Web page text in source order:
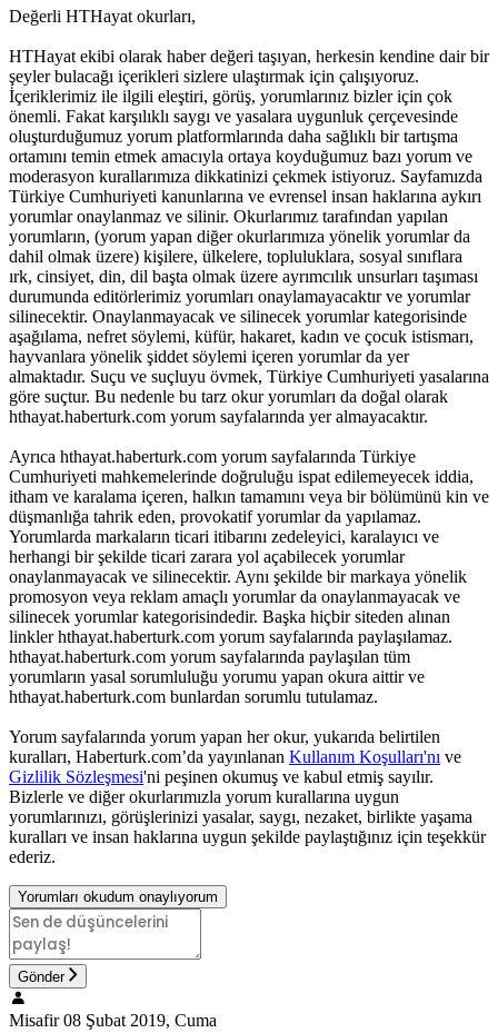
Değerli HTHayat okurları,
HTHayat ekibi olarak haber değeri taşıyan, herkesin kendine dair bir
şeyler bulacağı içerikleri sizlere ulaştırmak için çalışıyoruz.
İçeriklerimiz ile ilgili eleştiri, görüş, yorumlarınız bizler için çok
önemli. Fakat karşılıklı saygı ve yasalara uygunluk çerçevesinde
oluşturduğumuz yorum platformlarında daha sağlıklı bir tartışma
ortamını temin etmek amacıyla ortaya koyduğumuz bazı yorum ve
moderasyon kurallarımıza dikkatinizi çekmek istiyoruz. Sayfamızda
Türkiye Cumhuriyeti kanunlarına ve evrensel insan haklarına aykırı
yorumlar onaylanmaz ve silinir. Okurlarımız tarafından yapılan
yorumların, (yorum yapan diğer okurlarımıza yönelik yorumlar da
dahil olmak üzere) kişilere, ülkelere, topluluklara, sosyal sınıflara
ırk, cinsiyet, din, dil başta olmak üzere ayrımcılık unsurları taşıması
durumunda editörlerimiz yorumları onaylamayacaktır ve yorumlar
silinecektir. Onaylanmayacak ve silinecek yorumlar kategorisinde
aşağılama, nefret söylemi, küfür, hakaret, kadın ve çocuk istismarı,
hayvanlara yönelik şiddet söylemi içeren yorumlar da yer
almaktadır. Suçu ve suçluyu övmek, Türkiye Cumhuriyeti yasalarına
göre suçtur. Bu nedenle bu tarz okur yorumları da doğal olarak
hthayat.haberturk.com yorum sayfalarında yer almayacaktır.
Ayrıca hthayat.haberturk.com yorum sayfalarında Türkiye
Cumhuriyeti mahkemelerinde doğruluğu ispat edilemeyecek iddia,
itham ve karalama içeren, halkın tamamını veya bir bölümünü kin ve
düşmanlığa tahrik eden, provokatif yorumlar da yapılamaz.
Yorumlarda markaların ticari itibarını zedeleyici, karalayıcı ve
herhangi bir şekilde ticari zarara yol açabilecek yorumlar
onaylanmayacak ve silinecektir. Aynı şekilde bir markaya yönelik
promosyon veya reklam amaçlı yorumlar da onaylanmayacak ve
silinecek yorumlar kategorisindedir. Başka hiçbir siteden alınan
linkler hthayat.haberturk.com yorum sayfalarında paylaşılamaz.
hthayat.haberturk.com yorum sayfalarında paylaşılan tüm
yorumların yasal sorumluluğu yorumu yapan okura aittir ve
hthayat.haberturk.com bunlardan sorumlu tutulamaz.
Yorum sayfalarında yorum yapan her okur, yukarıda belirtilen
kuralları, Haberturk.com’da yayınlanan Kullanım Koşulları'nı ve
Gizlilik Sözleşmesi'ni peşinen okumuş ve kabul etmiş sayılır.
Bizlerle ve diğer okurlarımızla yorum kurallarına uygun
yorumlarınızı, görüşlerinizi yasalar, saygı, nezaket, birlikte yaşama
kuralları ve insan haklarına uygun şekilde paylaştığınız için teşekkür
ederiz.
Yorumları okudum onaylıyorum
Gönder
Misafir 08 Şubat 2019, Cuma